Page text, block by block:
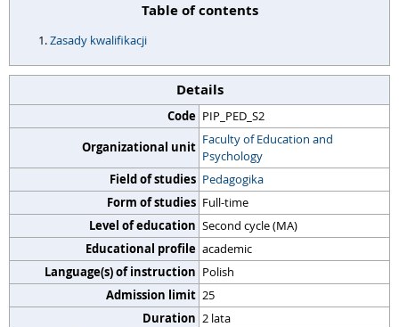
Table of contents
Zasady kwalifikacji
Details
Code PIP_PED_S2
Organizational unit Faculty of Education and
Psychology
Field of studies Pedagogika
Form of studies Full-time
Level of education Second cycle (MA)
Educational profile academic
Language(s) of instruction Polish
Admission limit 25
Duration 2 lata